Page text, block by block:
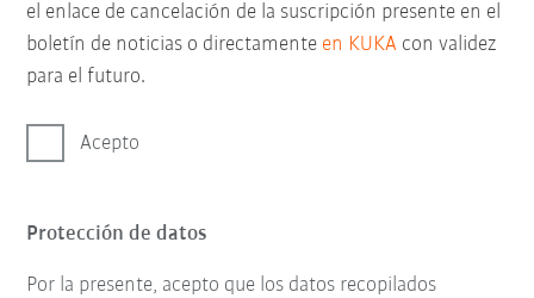
el enlace de cancelación de la suscripción presente en el
boletín de noticias o directamente en KUKA con validez
para el futuro.
Acepto
Protección de datos
Por la presente, acepto que los datos recopilados